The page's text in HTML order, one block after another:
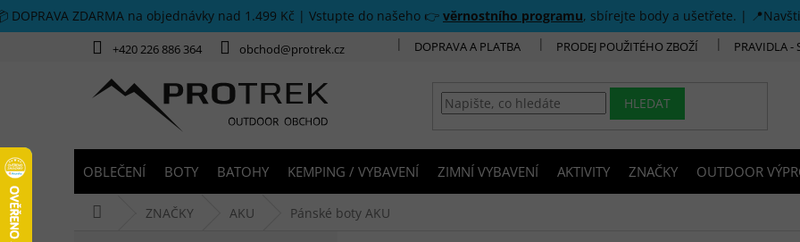
Přejít na obsah
DOPRAVA ZDARMA na objednávky nad 1.499 Kč | Vstupte do našeho 👉 věrnostního programu, sbírejte body a ušetřete. |
+420 226 886 364 obchod@protrek.cz DOPRAVA A PLATBA PRODEJ POUŽITÉHO ZBOŽÍ PRAVIDLA -
HLEDAT
OBLEČENÍ BOTY BATOHY KEMPING / VYBAVENÍ ZIMNÍ VYBAVENÍ AKTIVITY ZNAČKY OUTDOOR
ZNAČKY AKU Pánské boty AKU